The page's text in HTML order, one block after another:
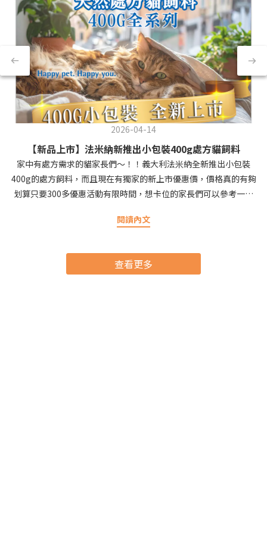
2026-04-14
【新品上市】法米納新推出小包裝400g處方貓飼料
家中有處方需求的貓家長們～！！義大利法米納全新推出小包裝
400g的處方飼料，而且現在有獨家的新上市優惠價，價格真的有夠
划算只要300多優惠活動有限時間，想卡位的家長們可以參考一下
閱讀內文
查看更多